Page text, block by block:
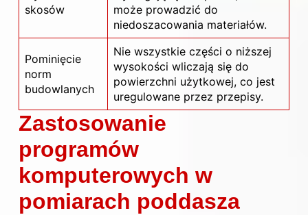
skosów
może prowadzić do
niedoszacowania materiałów.
Pominięcie
norm
budowlanych
Nie wszystkie części o niższej
wysokości wliczają się do
powierzchni użytkowej, co jest
uregulowane przez przepisy.
Zastosowanie
programów
komputerowych w
pomiarach poddasza